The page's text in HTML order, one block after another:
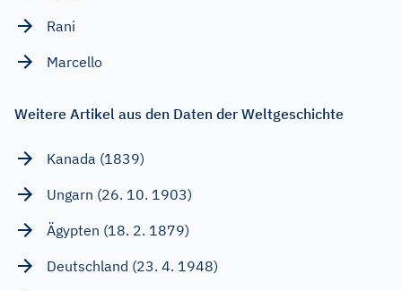
Rani
Marcello
Weitere Artikel aus den Daten der Weltgeschichte
Kanada (1839)
Ungarn (26. 10. 1903)
Ägypten (18. 2. 1879)
Deutschland (23. 4. 1948)